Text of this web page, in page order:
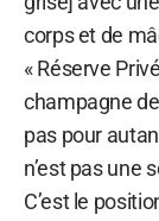
corps et de
« Réserve
champagne
pas pour
n’est pas une
C’est le